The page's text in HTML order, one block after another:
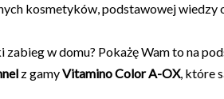
kosmetyków, podstawowej wiedzy
zabieg w domu? Pokażę Wam to na
z gamyVitamino Color A-OX, które